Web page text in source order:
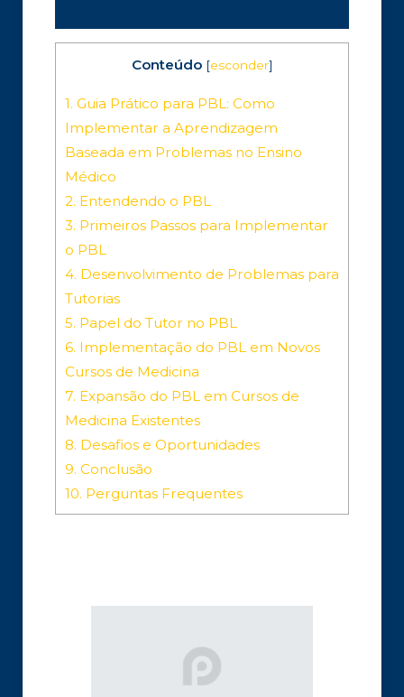
Conteúdo [esconder]
1. Guia Prático para PBL: Como
Implementar a Aprendizagem
Baseada em Problemas no Ensino
Médico
2. Entendendo o PBL
3. Primeiros Passos para Implementar
o PBL
4. Desenvolvimento de Problemas para
Tutorias
5. Papel do Tutor no PBL
6. Implementação do PBL em Novos
Cursos de Medicina
7. Expansão do PBL em Cursos de
Medicina Existentes
8. Desafios e Oportunidades
9. Conclusão
10. Perguntas Frequentes